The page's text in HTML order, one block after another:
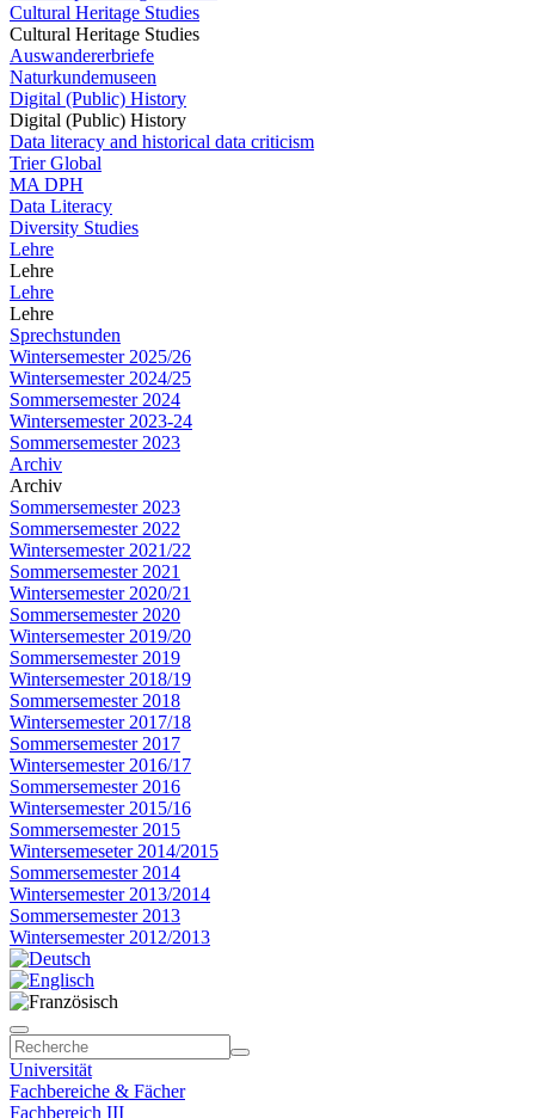
Cultural Heritage Studies
Cultural Heritage Studies
Auswandererbriefe
Naturkundemuseen
Digital (Public) History
Digital (Public) History
Data literacy and historical data criticism
Trier Global
MA DPH
Data Literacy
Diversity Studies
Lehre
Lehre
Lehre
Lehre
Sprechstunden
Wintersemester 2025/26
Wintersemester 2024/25
Sommersemester 2024
Wintersemester 2023-24
Sommersemester 2023
Archiv
Archiv
Sommersemester 2023
Sommersemester 2022
Wintersemester 2021/22
Sommersemester 2021
Wintersemester 2020/21
Sommersemester 2020
Wintersemester 2019/20
Sommersemester 2019
Wintersemester 2018/19
Sommersemester 2018
Wintersemester 2017/18
Sommersemester 2017
Wintersemester 2016/17
Sommersemester 2016
Wintersemester 2015/16
Sommersemester 2015
Wintersemeseter 2014/2015
Sommersemester 2014
Wintersemester 2013/2014
Sommersemester 2013
Wintersemester 2012/2013
Universität
Fachbereiche & Fächer
Fachbereich III